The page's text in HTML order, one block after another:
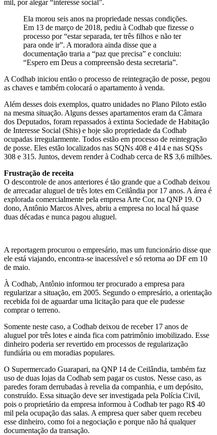
mil, por alegar “interesse social”.
Ela morou seis anos na propriedade nessas condições.
Em 13 de março de 2018, pediu à Codhab que fizesse o
processo por “estar separada, ter três filhos e não ter
para onde ir”. A moradora ainda disse que a
documentação traria a “paz que precisa” e concluiu:
“Espero em Deus a compreensão desta secretaria”.
A Codhab iniciou então o processo de reintegração de posse, pegou
as chaves e também colocará o apartamento à venda.
Além desses dois exemplos, quatro unidades no Plano Piloto estão
na mesma situação. Alguns desses apartamentos eram da Câmara
dos Deputados, foram repassados à extinta Sociedade de Habitação
de Interesse Social (Shis) e hoje são propriedade da Codhab
ocupadas irregularmente. Todos estão em processo de reintegração
de posse. Eles estão localizados nas SQNs 408 e 414 e nas SQSs
308 e 315. Juntos, devem render à Codhab cerca de R$ 3,6 milhões.
Frustração de receita
O descontrole de anos anteriores é tão grande que a Codhab deixou
de arrecadar aluguel de três lotes em Ceilândia por 17 anos. A área é
explorada comercialmente pela empresa Arte Cor, na QNP 19. O
dono, Antônio Marcos Alves, abriu a empresa no local há quase
duas décadas e nunca pagou aluguel.
A reportagem procurou o empresário, mas um funcionário disse que
ele está viajando, encontra-se inacessível e só retorna ao DF em 10
de maio.
À Codhab, Antônio informou ter procurado a empresa para
regularizar a situação, em 2005. Segundo o empresário, a orientação
recebida foi de aguardar uma licitação para que ele pudesse
comprar o terreno.
Somente neste caso, a Codhab deixou de receber 17 anos de
aluguel por três lotes e ainda fica com patrimônio imobilizado. Esse
dinheiro poderia ser revertido em processos de regularização
fundiária ou em moradias populares.
O Supermercado Guarapari, na QNP 14 de Ceilândia, também faz
uso de duas lojas da Codhab sem pagar os custos. Nesse caso, as
paredes foram derrubadas à revelia da companhia, e um depósito,
construído. Essa situação deve ser investigada pela Polícia Civil,
pois o proprietário da empresa informou à Codhab ter pago R$ 40
mil pela ocupação das salas. A empresa quer saber quem recebeu
esse dinheiro, como foi a negociação e porque não há qualquer
documentação da transação.